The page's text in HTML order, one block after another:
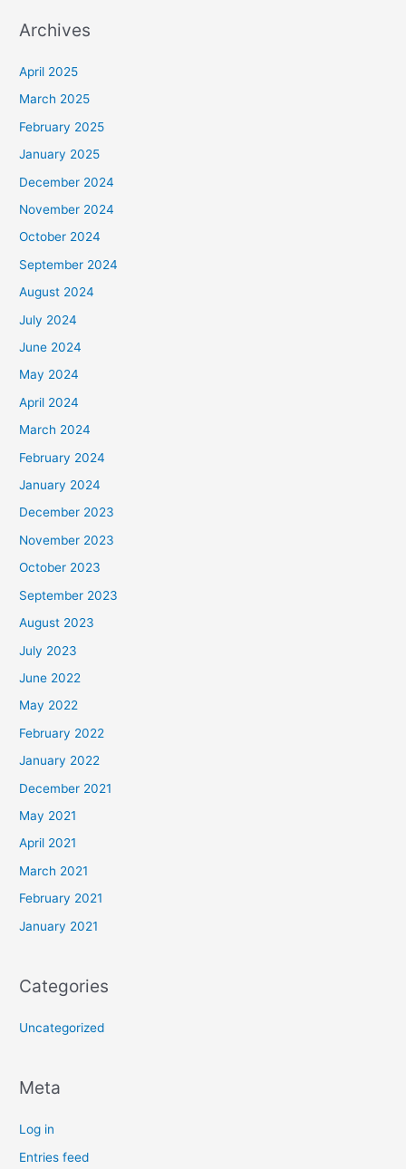
Archives
April 2025
March 2025
February 2025
January 2025
December 2024
November 2024
October 2024
September 2024
August 2024
July 2024
June 2024
May 2024
April 2024
March 2024
February 2024
January 2024
December 2023
November 2023
October 2023
September 2023
August 2023
July 2023
June 2022
May 2022
February 2022
January 2022
December 2021
May 2021
April 2021
March 2021
February 2021
January 2021
Categories
Uncategorized
Meta
Log in
Entries feed